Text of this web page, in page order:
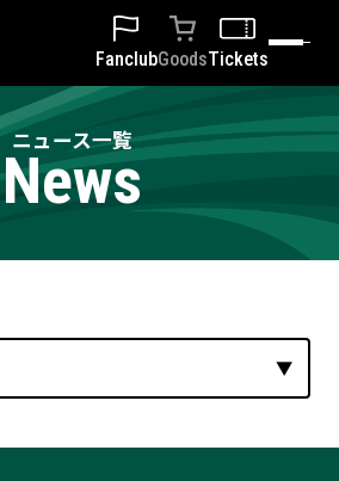
FanclubGoodsTickets
ニュース一覧
News